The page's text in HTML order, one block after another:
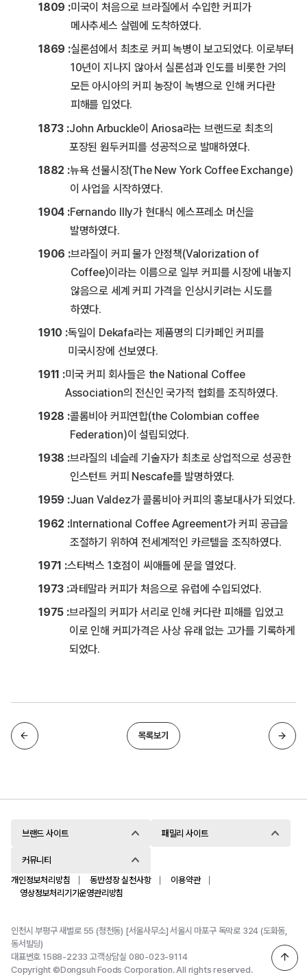
1809 :미국이 처음으로 브라질에서 수입한 커피가
메사추세스 살렘에 도착하였다.
1869 :실론섬에서 최초로 커피 녹병이 보고되었다. 이로부터
10년이 지나지 않아서 실론섬과 인도를 비롯한 거의
모든 아시아의 커피 농장이 녹병으로 인해 커다란
피해를 입었다.
1873 :John Arbuckle이 Ariosa라는 브랜드로 최초의
포장된 원두커피를 성공적으로 발매하였다.
1882 :뉴욕 선물시장(The New York Coffee Exchange)
이 사업을 시작하였다.
1904 :Fernando Illy가 현대식 에스프레소 머신을
발명하였다.
1906 :브라질이 커피 물가 안정책(Valorization of
Coffee)이라는 이름으로 일부 커피를 시장에 내놓지
않음으로 세계 커피 가격을 인상시키려는 시도를
하였다.
1910 :독일이 Dekafa라는 제품명의 디카페인 커피를
미국시장에 선보였다.
1911 :미국 커피 회사들은 the National Coffee
Association의 전신인 국가적 협회를 조직하였다.
1928 :콜롬비아 커피연합(the Colombian coffee
Federation)이 설립되었다.
1938 :브라질의 네슬레 기술자가 최초로 상업적으로 성공한
인스턴트 커피 Nescafe를 발명하였다.
1959 :Juan Valdez가 콜롬비아 커피의 홍보대사가 되었다.
1962 :International Coffee Agreement가 커피 공급을
조절하기 위하여 전세계적인 카르텔을 조직하였다.
1971 :스타벅스 1호점이 씨애틀에 문을 열었다.
1973 :과테말라 커피가 처음으로 유럽에 수입되었다.
1975 :브라질의 커피가 서리로 인해 커다란 피해를 입었고
이로 인해 커피가격은 사상 유래 없는 고가를 기록하게
되었다.
이전글 목록보기 다음글
페이지
개인정보처리방침 동반성장 실천사항
이용약관
영상정보처리기기운영관리방침
브랜드 사이트 패밀리 사이트
커뮤니티
인천시 부평구 새벌로 55 (청천동) [서울사무소] 서울시 마포구 독막로 324 (도화동,
동서빌딩)
대표번호 1588-2233 고객상담실 080-023-9114
Copyright ©Dongsuh Foods Corporation. All rights reserved.